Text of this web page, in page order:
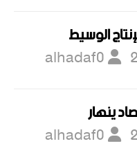
الوسيط
alhadaf0
ينهار
alhadaf0